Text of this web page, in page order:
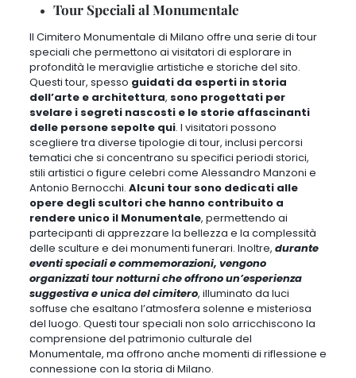
Tour Speciali al Monumentale
Il Cimitero Monumentale di Milano offre una serie di tour
speciali che permettono ai visitatori di esplorare in
profondità le meraviglie artistiche e storiche del sito.
Questi tour, spesso guidati da esperti in storia
dell’arte e architettura, sono progettati per
svelare i segreti nascosti e le storie affascinanti
delle persone sepolte qui. I visitatori possono
scegliere tra diverse tipologie di tour, inclusi percorsi
tematici che si concentrano su specifici periodi storici,
stili artistici o figure celebri come Alessandro Manzoni e
Antonio Bernocchi. Alcuni tour sono dedicati alle
opere degli scultori che hanno contribuito a
rendere unico il Monumentale, permettendo ai
partecipanti di apprezzare la bellezza e la complessità
delle sculture e dei monumenti funerari. Inoltre, durante
eventi speciali e commemorazioni, vengono
organizzati tour notturni che offrono un’esperienza
suggestiva e unica del cimitero, illuminato da luci
soffuse che esaltano l’atmosfera solenne e misteriosa
del luogo. Questi tour speciali non solo arricchiscono la
comprensione del patrimonio culturale del
Monumentale, ma offrono anche momenti di riflessione e
connessione con la storia di Milano.